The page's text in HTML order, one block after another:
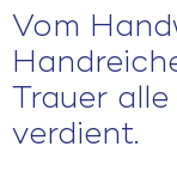
Vom
Trauer
verdient.